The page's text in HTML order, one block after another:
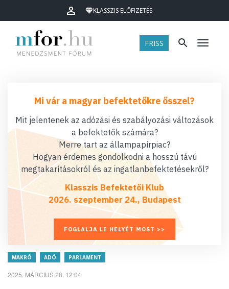
KLASSZIS ELŐFIZETÉS
FRISS Menü
Mi vár a magyar befektetőkre ősszel?
Mit jelentenek az adózási és szabályozási változások
a befektetők számára?
Merre tart az állampapírpiac?
Hogyan érdemes gondolkodni a hosszú távú
megtakarításokról és az ingatlanbefektetésekről?
Klasszis Befektetői Klub
2026. szeptember 24., Budapest
FOGLALJA LE HELYÉT MOST >>
MAKRÓ ADÓ PARLAMENT
2025. MÁRCIUS 28. 12:04